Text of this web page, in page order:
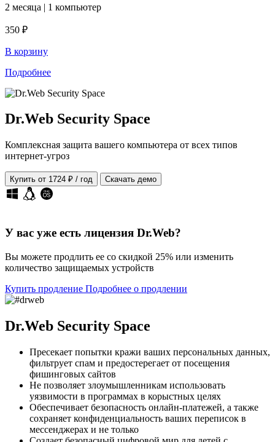
2 месяца | 1 компьютер
350 ₽
В корзину
Подробнее
Dr.Web Security Space
Комплексная защита вашего компьютера от всех типов
интернет-угроз
Купить от 1724 ₽ / год Скачать демо
У вас уже есть лицензия Dr.Web?
Вы можете продлить ее со скидкой 25% или изменить
количество защищаемых устройств
Купить продление Подробнее о продлении
Dr.Web Security Space
Пресекает попытки кражи ваших персональных данных,
фильтрует спам и предостерегает от посещения
фишинговых сайтов
Не позволяет злоумышленникам использовать
уязвимости в программах в корыстных целях
Обеспечивает безопасность онлайн-платежей, а также
сохраняет конфиденциальность ваших переписок в
мессенджерах и не только